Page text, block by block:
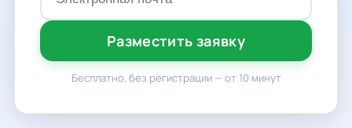
Разместить заявку
Бесплатно, без регистрации — от 10 минут